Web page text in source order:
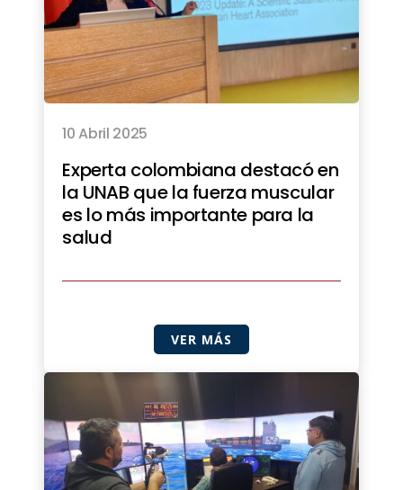
10 Abril 2025
Experta colombiana destacó en
la UNAB que la fuerza muscular
es lo más importante para la
salud
VER MÁS